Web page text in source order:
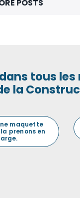
POSTS
tous
la
maquette
la prenons en